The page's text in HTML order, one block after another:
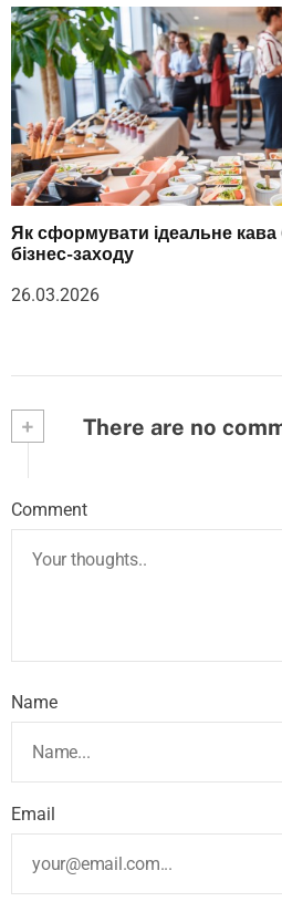
Як сформувати ідеальне
бізнес-заходу
26.03.2026
+ There are no
Comment
Name
Email